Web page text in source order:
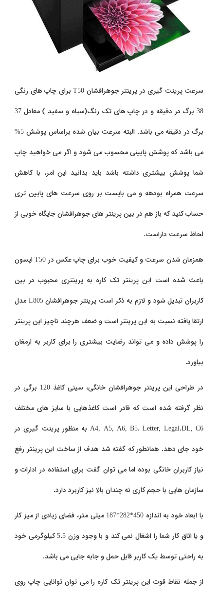
سرعت پرینت گیری در پرینتر جوهرافشان T50 برای چاپ های رنگی
38 برگ در دقیقه و در چاپ های تک رنگ(سیاه و سفید ) معادل 37
برگ در دقیقه می باشد. البته سرعت بیان شده براساس پوشش 5%
می باشد که پوشش پایینی محسوب می شود و اگر می خواهید چاپ
شما پوشش بیشتری داشته باشد باید بدانید این امر، با کاهش
سرعت همراه بودهه و می بایست بر روی سرعت های پایین تری
حساب کنید که باز هم در بین پرینتر های جوهرافشان جایگاه خوبی از
لحاظ سرعت داراست.
همزمان شدن سرعت و کیفیت خوب برای چاپ عکس در T50اپسون
باعث شده است این پرینتر تک کاره به پرینتری محبوب در بین
کاربران تبدیل شود و لازم به ذکر است پرینتر جوهرافشانL805 مدل
ارتقا یافته نسبت به این پرینتر است و ضعف هرچند ناچیز این پرینتر
را پوشش داده و می تواند رضایت بیشتری را برای کاربر به ارمغان
بیاورد.
در طراحی این پرینتر جوهرافشان خانگی، سینی کاغذ 120 برگی در
نظر گرفته شده است که قادر است کاغذهایی با سایز های مختلف
A4, A5, A6, B5. Letter, Legal.DL, C6به منظور پرینت گیری در
خود جای دهد. همانطور که گفته شد هدف از ساخت این پرینتر رفع
نیاز کاربران خانگی بوده اما می توان گفت برای استفاده در ادارات و
سازمان هایی با حجم کاری نه چندان بالا نیز کاربرد دارد.
با ابعاد خود به اندازه 450*282*187 میلی متر، فضای زیادی از میز کار
و یا اتاق کار شما را اشغال نمی کند و با وجود وزن 5.5 کیلوگرمی خود
به راحتی توسط یک کاربر قابل حمل و جابه جایی می باشد.
از جمله نقاط قوت این پرینتر تک کاره را می توان توانایی چاپ روی